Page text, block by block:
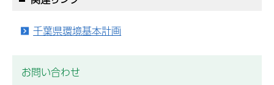
千葉県環境基本計画
お問い合わせ